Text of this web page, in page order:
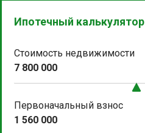
Ипотечный калькулятор
Стоимость недвижимости
7 800 000
Первоначальный взнос
1 560 000